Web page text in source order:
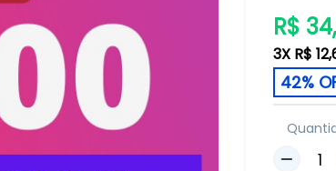
Preço
normal
R$
3X R$
42%